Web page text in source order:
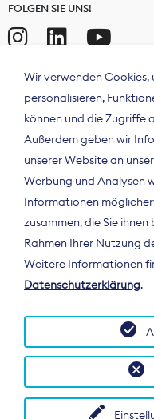
FOLGEN SIE UNS!
Der Bundesverband
Zeitungsverleger
Spitzenorganisation
Deutschland und auf
Wir verwenden Cookies,
personalisieren,
können und die Zugriffe
Außerdem geben wir
unserer Website an
Werbung und Analysen
Informationen
zusammen, die Sie
Rahmen Ihrer Nutzung
Weitere Informationen
Datenschutzerklärung.